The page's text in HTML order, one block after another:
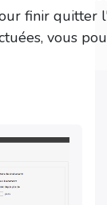
finir quitter
vous